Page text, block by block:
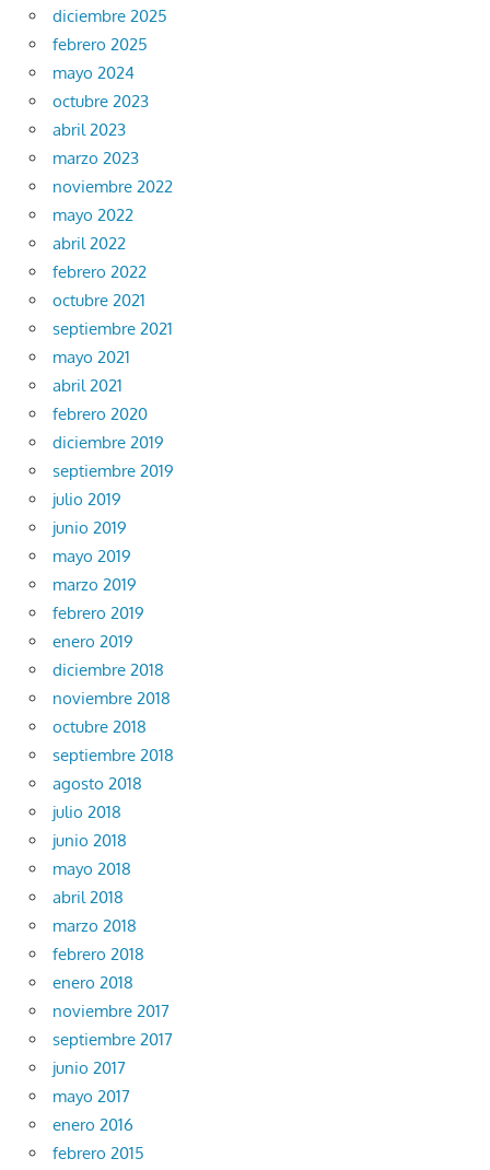
diciembre 2025
febrero 2025
mayo 2024
octubre 2023
abril 2023
marzo 2023
noviembre 2022
mayo 2022
abril 2022
febrero 2022
octubre 2021
septiembre 2021
mayo 2021
abril 2021
febrero 2020
diciembre 2019
septiembre 2019
julio 2019
junio 2019
mayo 2019
marzo 2019
febrero 2019
enero 2019
diciembre 2018
noviembre 2018
octubre 2018
septiembre 2018
agosto 2018
julio 2018
junio 2018
mayo 2018
abril 2018
marzo 2018
febrero 2018
enero 2018
noviembre 2017
septiembre 2017
junio 2017
mayo 2017
enero 2016
febrero 2015